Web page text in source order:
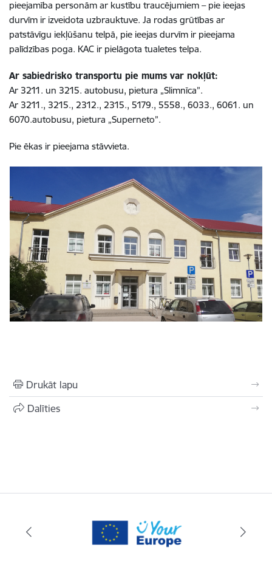
pieejamība personām ar kustību traucējumiem – pie ieejas
durvīm ir izveidota uzbrauktuve. Ja rodas grūtības ar
patstāvīgu iekļūšanu telpā, pie ieejas durvīm ir pieejama
palīdzības poga. KAC ir pielāgota tualetes telpa.
Ar sabiedrisko transportu pie mums var nokļūt:
Ar 3211. un 3215. autobusu, pietura „Slimnīca”.
Ar 3211., 3215., 2312., 2315., 5179., 5558., 6033., 6061. un
6070.autobusu, pietura „Superneto”.
Pie ēkas ir pieejama stāvvieta.
Drukāt lapu
Dalīties